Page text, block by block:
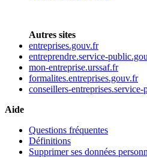
Autres sites
entreprises.gouv.fr
entreprendre.service-
mon-entreprise.urssaf.fr
formalites.entreprises.gouv.fr
conseillers-
Aide
Questions fréquentes
Définitions
Supprimer ses données